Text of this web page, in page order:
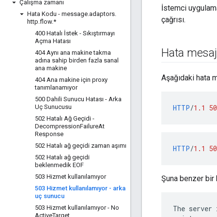
Çalışma zamanı
Hata Kodu - message.adaptors.
http.flow.*
400 Hatalı İstek - Sıkıştırmayı
Açma Hatası
404 Aynı ana makine takma
adına sahip birden fazla sanal
ana makine
404 Ana makine için proxy
tanımlanamıyor
500 Dahili Sunucu Hatası - Arka
Uç Sunucusu
502 Hatalı Ağ Geçidi -
DecompressionFailureAt
Response
502 Hatalı ağ geçidi zaman aşımı
502 Hatalı ağ geçidi
beklenmedik EOF
503 Hizmet kullanılamıyor
503 Hizmet kullanılamıyor - arka
uç sunucu
503 Hizmet kullanılamıyor - No
ActiveTarget
İstemci
çağrısı.
Hata
Aşağıdaki hata
HTTP/1.1
HTTP/1.1
Şuna benzer bir
The